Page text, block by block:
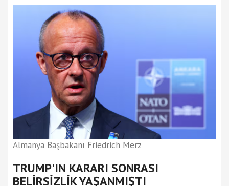
Almanya Başbakanı Friedrich Merz
TRUMP'IN KARARI SONRASI
BELİRSİZLİK YAŞANMIŞTI